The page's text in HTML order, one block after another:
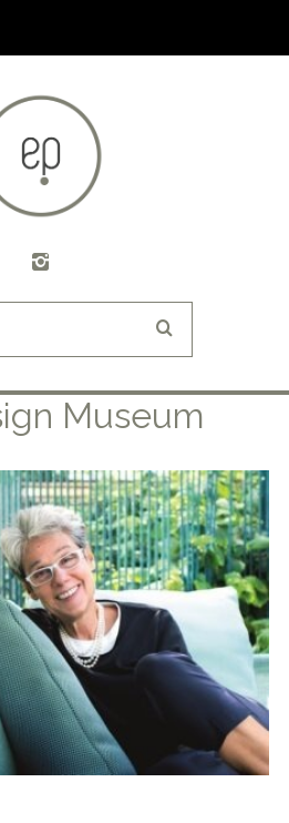
Museum